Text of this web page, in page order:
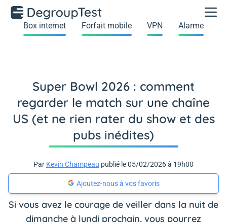
Box internet Forfait mobile VPN Alarme
Super Bowl 2026 : comment
regarder le match sur une chaîne
US (et ne rien rater du show et des
pubs inédites)
Par Kevin Champeau publié le 05/02/2026 à 19h00
Ajoutez-nous à vos favoris
Si vous avez le courage de veiller dans la nuit de
dimanche à lundi prochain, vous pourrez